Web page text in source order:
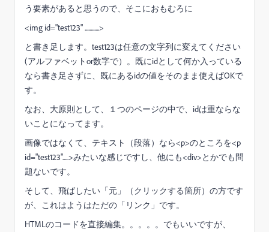
う要素があると思うので、そこにおもむろに
<img id="test123" ............>
と書き足します。test123は任意の文字列に変えてください
(アルファベットor数字で）。既にidとして何か入っている
なら書き足さずに、既にあるidの値をそのまま使えばOKで
す。
なお、大原則として、１つのページの中で、idは重ならな
いことになってます。
画像ではなくて、テキスト（段落）なら<p>のところを<p
id="test123".....>みたいな感じですし、他にも<div>とかでも問
題ないです。
そして、飛ばしたい「元」（クリックする箇所）の方です
が、これはようはただの「リンク」です。
HTMLのコードを直接編集。。。。。でもいいですが、